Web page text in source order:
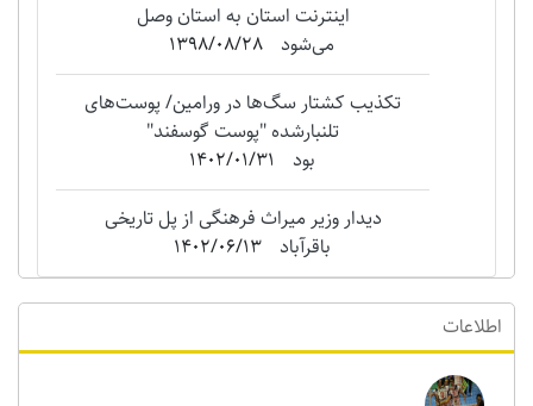
اینترنت استان به استان وصل
می‌شود
1398/08/28
تکذیب کشتار سگ‌ها در ورامین/ پوست‌های
تلنبارشده "‌پوست گوسفند"
بود
1402/01/31
دیدار وزیر میراث فرهنگی از پل تاریخی
باقرآباد
1402/06/13
اطلاعات